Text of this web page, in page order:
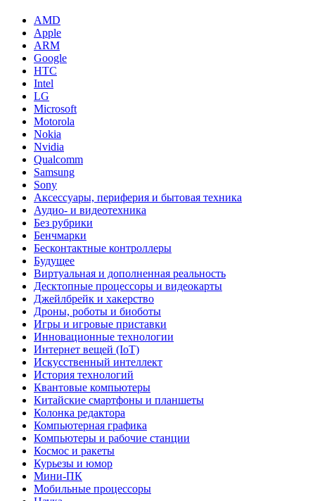
AMD
Apple
ARM
Google
HTC
Intel
LG
Microsoft
Motorola
Nokia
Nvidia
Qualcomm
Samsung
Sony
Аксессуары, периферия и бытовая техника
Аудио- и видеотехника
Без рубрики
Бенчмарки
Бесконтактные контроллеры
Будущее
Виртуальная и дополненная реальность
Десктопные процессоры и видеокарты
Джейлбрейк и хакерство
Дроны, роботы и биоботы
Игры и игровые приставки
Инновационные технологии
Интернет вещей (IoT)
Искусственный интеллект
История технологий
Квантовые компьютеры
Китайские смартфоны и планшеты
Колонка редактора
Компьютерная графика
Компьютеры и рабочие станции
Космос и ракеты
Курьезы и юмор
Мини-ПК
Мобильные процессоры